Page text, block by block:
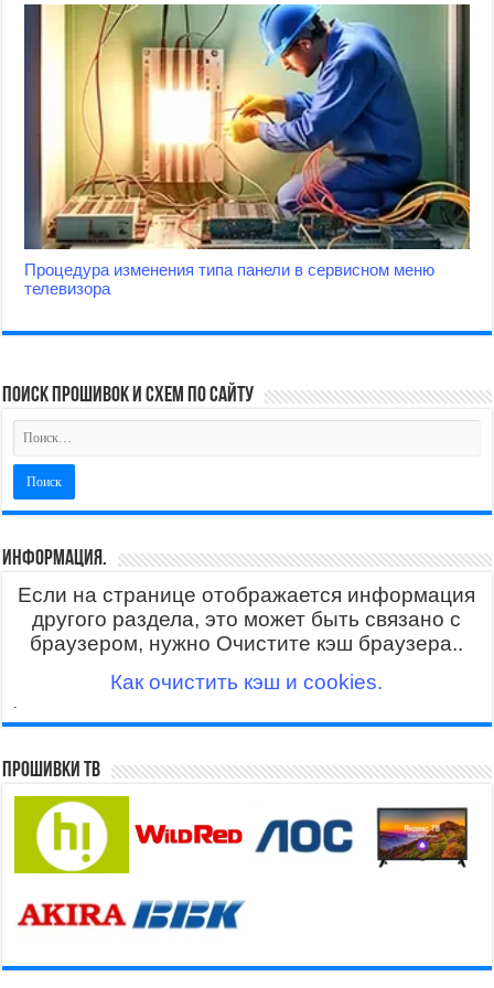
Процедура изменения типа панели в сервисном меню
телевизора
поиск прошивок и схем по сайту
Информация.
Если на странице отображается информация
другого раздела, это может быть связано с
браузером, нужно Очистите кэш браузера..
Как очистить кэш и cookies.
Прошивки ТВ